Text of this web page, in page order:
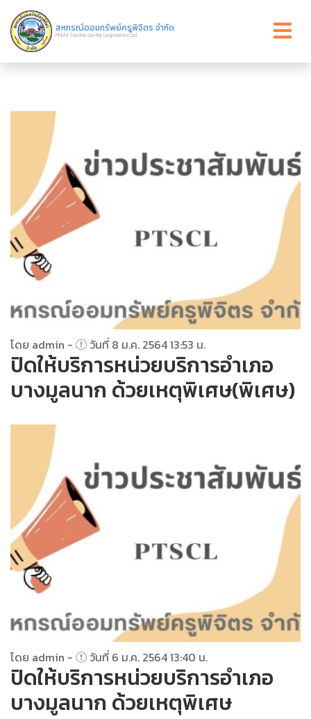
สหกรณ์ออมทรัพย์ครูพิจิตร จำกัด
Phichit Teacher Saving Cooperative Ltd.
โดย admin - วันที่ 8 ม.ค. 2564 13:53 น.
ปิดให้บริการหน่วยบริการอำเภอ
บางมูลนาก ด้วยเหตุพิเศษ(พิเศษ)
โดย admin - วันที่ 6 ม.ค. 2564 13:40 น.
ปิดให้บริการหน่วยบริการอำเภอ
บางมูลนาก ด้วยเหตุพิเศษ